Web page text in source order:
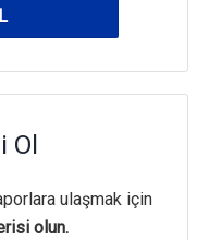
Ol
ulaşmak için
olun.